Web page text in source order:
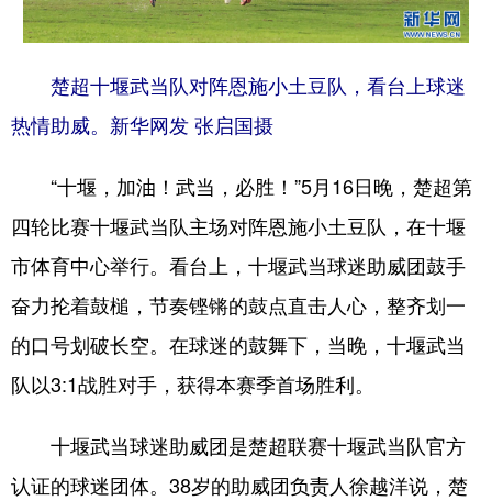
楚超十堰武当队对阵恩施小土豆队，看台上球迷
热情助威。新华网发 张启国摄
“十堰，加油！武当，必胜！”5月16日晚，楚超第
四轮比赛十堰武当队主场对阵恩施小土豆队，在十堰
市体育中心举行。看台上，十堰武当球迷助威团鼓手
奋力抡着鼓槌，节奏铿锵的鼓点直击人心，整齐划一
的口号划破长空。在球迷的鼓舞下，当晚，十堰武当
队以3:1战胜对手，获得本赛季首场胜利。
十堰武当球迷助威团是楚超联赛十堰武当队官方
认证的球迷团体。38岁的助威团负责人徐越洋说，楚